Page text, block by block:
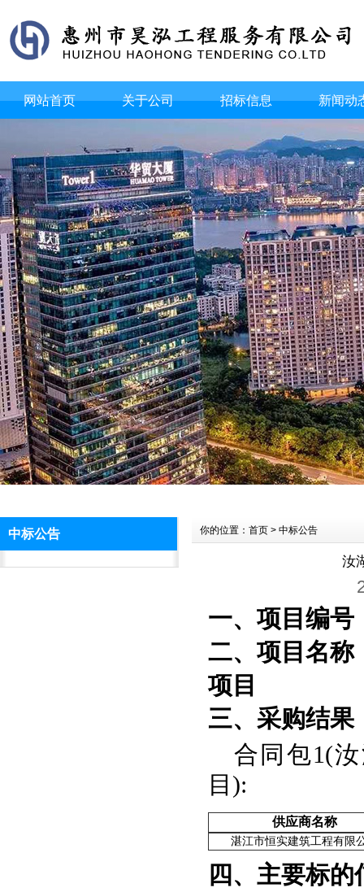
网站首页 关于公司 招标信息 新闻动
中标公告 你的位置：首页 > 中标公告
汝
一、项目编号
二、项目名称
项目
三、采购结果
合同包1(
目):
供应商名称
湛江市恒实建筑工程有限
四、主要标的